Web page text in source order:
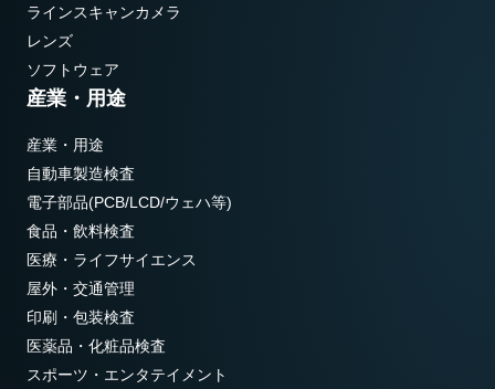
ラインスキャンカメラ
レンズ
ソフトウェア
産業・用途
産業・用途
自動車製造検査
電子部品(PCB/LCD/ウェハ等)
食品・飲料検査
医療・ライフサイエンス
屋外・交通管理
印刷・包装検査
医薬品・化粧品検査
スポーツ・エンタテイメント